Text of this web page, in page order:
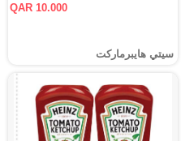
QAR 10.000
سيتي هايبرماركت